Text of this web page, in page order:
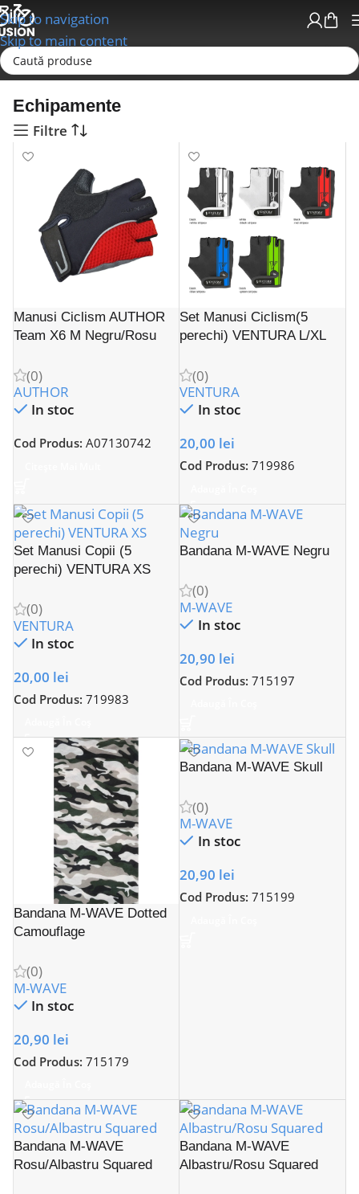
Skip to navigation
Skip to main content
Prima pagină
Echipamente
Filtre
Manusi Ciclism AUTHOR
Team X6 M Negru/Rosu
(0)
AUTHOR
In stoc
Cod Produs: A07130742
Set Manusi Ciclism(5
perechi) VENTURA L/XL
(0)
VENTURA
In stoc
20,00 lei
Cod Produs:719986
Set Manusi Copii (5
perechi) VENTURA XS
(0)
VENTURA
In stoc
20,00 lei
Cod Produs: 719983
Bandana M-WAVE Negru
(0)
M-WAVE
In stoc
20,90 lei
Cod Produs:715197
Bandana M-WAVE Dotted
Camouflage
(0)
M-WAVE
In stoc
20,90 lei
Cod Produs: 715179
Bandana M-WAVE Skull
(0)
M-WAVE
In stoc
20,90 lei
Cod Produs:715199
Bandana M-WAVE
Rosu/Albastru Squared
Bandana M-WAVE
Albastru/Rosu Squared